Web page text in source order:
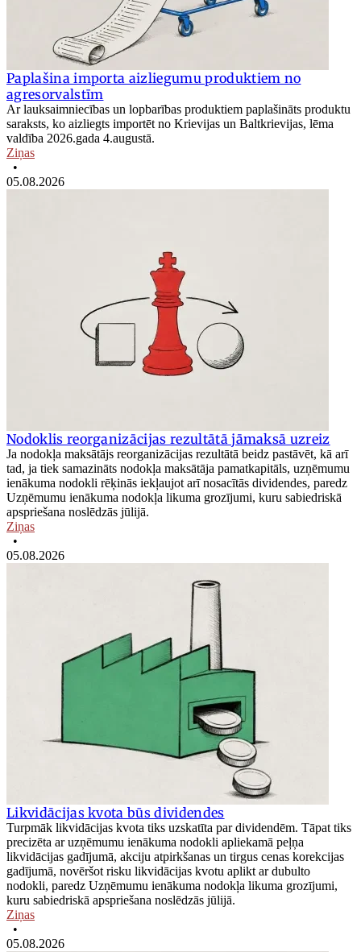
Paplašina importa aizliegumu produktiem no
agresorvalstīm
Ar lauksaimniecības un lopbarības produktiem paplašināts produktu
saraksts, ko aizliegts importēt no Krievijas un Baltkrievijas, lēma
valdība 2026.gada 4.augustā.
Ziņas
•
05.08.2026
Nodoklis reorganizācijas rezultātā jāmaksā uzreiz
Ja nodokļa maksātājs reorganizācijas rezultātā beidz pastāvēt, kā arī
tad, ja tiek samazināts nodokļa maksātāja pamatkapitāls, uzņēmumu
ienākuma nodokli rēķinās iekļaujot arī nosacītās dividendes, paredz
Uzņēmumu ienākuma nodokļa likuma grozījumi, kuru sabiedriskā
apspriešana noslēdzās jūlijā.
Ziņas
•
05.08.2026
Likvidācijas kvota būs dividendes
Turpmāk likvidācijas kvota tiks uzskatīta par dividendēm. Tāpat tiks
precizēta ar uzņēmumu ienākuma nodokli apliekamā peļņa
likvidācijas gadījumā, akciju atpirkšanas un tirgus cenas korekcijas
gadījumā, novēršot risku likvidācijas kvotu aplikt ar dubulto
nodokli, paredz Uzņēmumu ienākuma nodokļa likuma grozījumi,
kuru sabiedriskā apspriešana noslēdzās jūlijā.
Ziņas
•
05.08.2026